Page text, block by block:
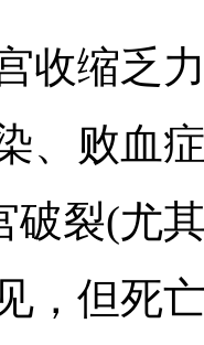
收缩乏
、败血
破裂(尤
，但死